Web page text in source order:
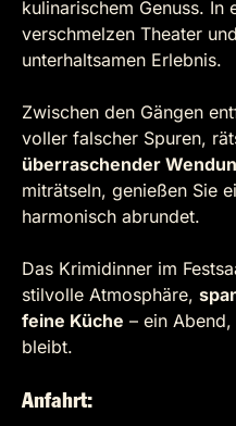
kulinarischem Genuss. In
verschmelzen Theater
unterhaltsamen Erlebnis.
Zwischen den Gängen
voller falscher Spuren,
überraschender
miträtseln, genießen Sie
harmonisch abrundet.
Das Krimidinner im
stilvolle Atmosphäre,
feine Küche – ein
bleibt.
Anfahrt: